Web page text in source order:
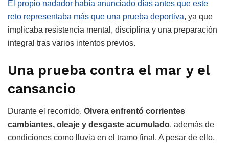
El propio nadador había anunciado días antes que este
reto representaba más que una prueba deportiva, ya que
implicaba resistencia mental, disciplina y una preparación
integral tras varios intentos previos.
Una prueba contra el mar y el
cansancio
Durante el recorrido, Olvera enfrentó corrientes
cambiantes, oleaje y desgaste acumulado, además de
condiciones como lluvia en el tramo final. A pesar de ello,